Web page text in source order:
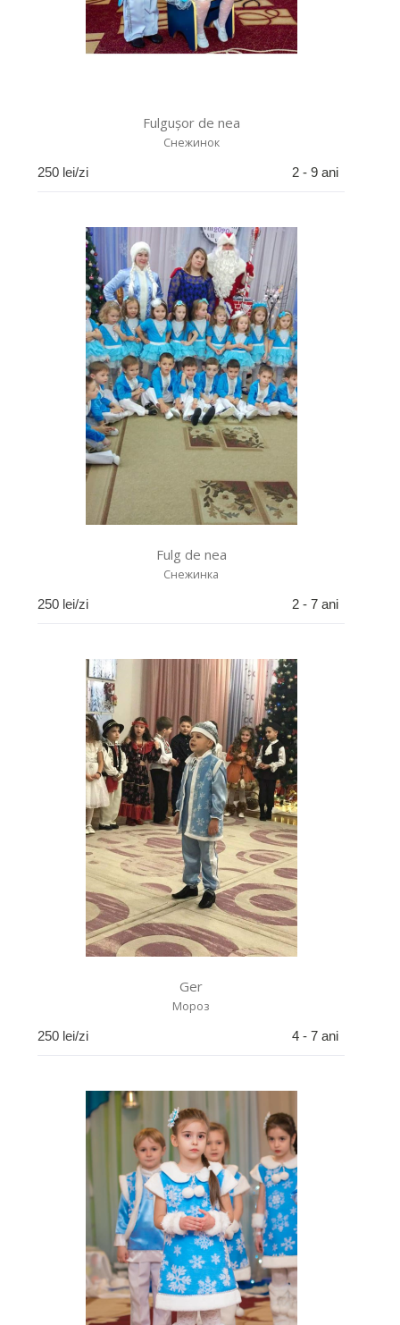
Fulgușor de nea
Cнежинок
250 lei/zi 2 - 9 ani
Fulg de nea
Снежинка
250 lei/zi 2 - 7 ani
Ger
Мороз
250 lei/zi 4 - 7 ani